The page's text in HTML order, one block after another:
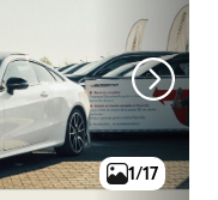
1/17